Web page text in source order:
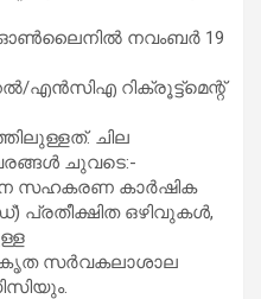
ഓണ്‍ലൈനില്‍ നവംബര്‍ 19
എന്‍സിഎ റിക്രൂട്ട്‌മെന്റ്
ചില
ചുവടെ:-
സഹകരണ കാര്‍ഷിക
പ്രതീക്ഷിത ഒഴിവുകള്‍,
സര്‍വകലാശാല